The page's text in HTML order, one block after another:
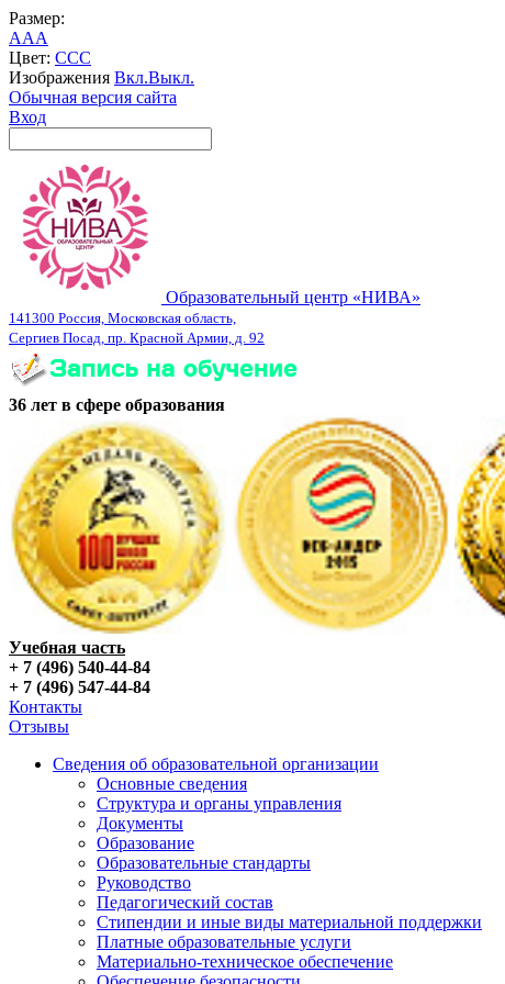
Размер:
AAA
Цвет: CCC
Изображения Вкл.Выкл.
Обычная версия сайта
Вход
Образовательный центр «НИВА»
141300 Россия, Московская область,
Сергиев Посад, пр. Красной Армии, д. 92
36 лет в сфере образования
Учебная часть
+ 7 (496) 540-44-84
+ 7 (496) 547-44-84
Контакты
Отзывы
Сведения об образовательной организации
Основные сведения
Структура и органы управления
Документы
Образование
Образовательные стандарты
Руководство
Педагогический состав
Стипендии и иные виды материальной поддержки
Платные образовательные услуги
Материально-техническое обеспечение